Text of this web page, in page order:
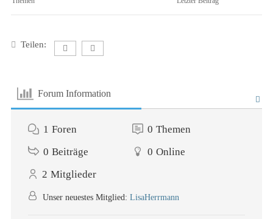
Teilen:
Forum Information
1 Foren 0 Themen
0 Beiträge 0 Online
2 Mitglieder
Unser neuestes Mitglied: LisaHerrmann